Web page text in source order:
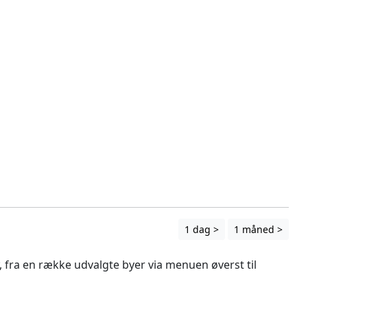
1 dag > 1 måned >
en række udvalgte byer via menuen øverst til